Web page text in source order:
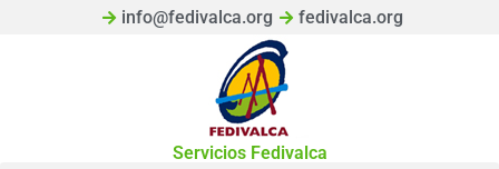
info@fedivalca.org fedivalca.org
Servicios Fedivalca